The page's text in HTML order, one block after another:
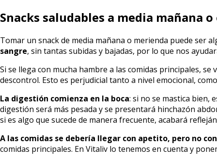
Snacks saludables a media mañana
Tomar un snack de media mañana o merienda puede ser
sangre, sin tantas subidas y bajadas, por lo que nos
Si se llega con mucha hambre a las comidas principales,
descontrol. Esto es perjudicial tanto a nivel emocional,
La digestión comienza en la boca: si no se mastica bien,
digestión será más pesada y se presentará hinchazón
si es algo que sucede de manera frecuente, acabará
A las comidas se debería llegar con apetito, pero no
comidas principales. En Vitaliv lo tenemos en cuenta y